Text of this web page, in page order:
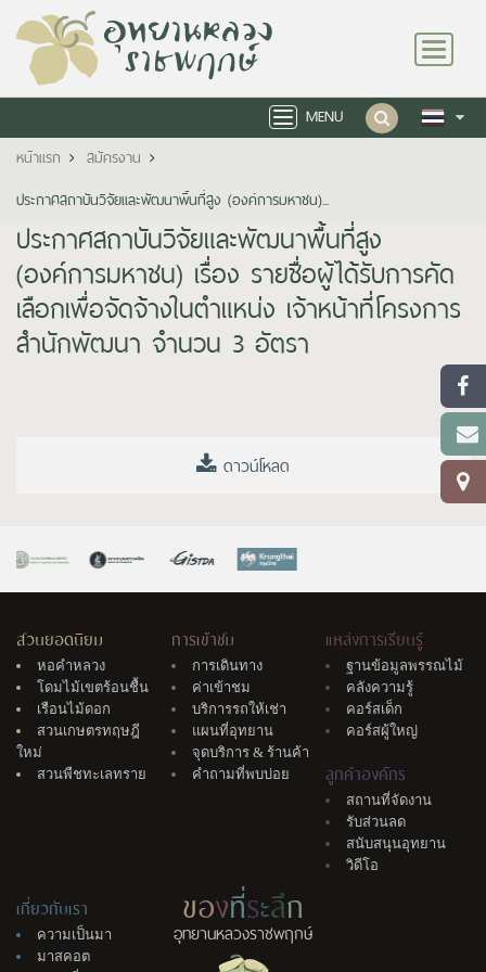
Toggle
navigation
MENU
Toggle
navigation
หน้าแรก
สมัครงาน
ประกาศสถาบันวิจัยและพัฒนาพื้นที่สูง (องค์การมหาชน)...
ประกาศสถาบันวิจัยและพัฒนาพื้นที่สูง
(องค์การมหาชน) เรื่อง รายชื่อผู้ได้รับการคัด
เลือกเพื่อจัดจ้างในตำแหน่ง เจ้าหน้าที่โครงการ
สำนักพัฒนา จำนวน 3 อัตรา
ดาวน์โหลด
สวนยอดนิยม
หอคำหลวง
โดมไม้เขตร้อนชื้น
เรือนไม้ดอก
สวนเกษตรทฤษฎี
ใหม่
สวนพืชทะเลทราย
การเข้าชม
การเดินทาง
ค่าเข้าชม
บริการรถให้เช่า
แผนที่อุทยาน
จุดบริการ & ร้านค้า
คำถามที่พบบ่อย
แหล่งการเรียนรู้
ฐานข้อมูลพรรณไม้
คลังความรู้
คอร์สเด็ก
คอร์สผู้ใหญ่
ลูกค้าองค์กร
สถานที่จัดงาน
รับส่วนลด
สนับสนุนอุทยาน
วิดีโอ
เกี่ยวกับเรา
ความเป็นมา
มาสคอต
ของที่ระลึก
อุทยานหลวงราชพฤกษ์